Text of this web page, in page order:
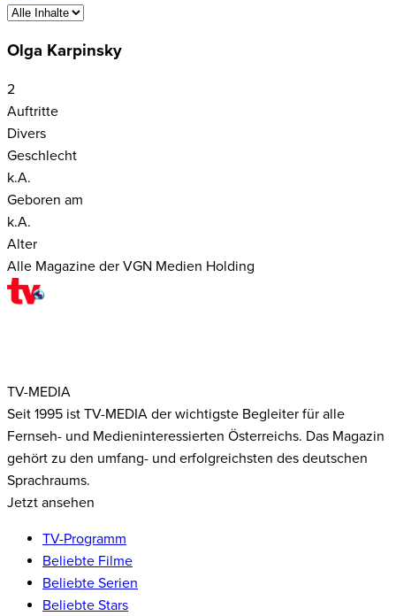
Olga Karpinsky
2
Auftritte
Divers
Geschlecht
k.A.
Geboren am
k.A.
Alter
Alle Magazine der VGN Medien Holding
TV-MEDIA
Seit 1995 ist TV-MEDIA der wichtigste Begleiter für alle
Fernseh- und Medieninteressierten Österreichs. Das Magazin
gehört zu den umfang- und erfolgreichsten des deutschen
Sprachraums.
Jetzt ansehen
TV-Programm
Beliebte Filme
Beliebte Serien
Beliebte Stars